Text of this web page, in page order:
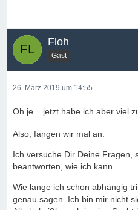
Floh
Gast
26. März 2019 um 14:55
Oh je....jetzt habe ich aber viel
Also, fangen wir mal an.
Ich versuche Dir Deine Fragen,
beantworten, wie ich kann.
Wie lange ich schon abhängig
genau sagen. Ich bin mir nicht